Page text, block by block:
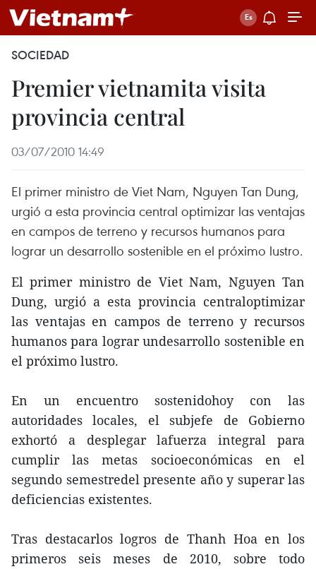
SOCIEDAD
Premier vietnamita visita
provincia central
03/07/2010 14:49
El primer ministro de Viet Nam, Nguyen Tan Dung,
urgió a esta provincia central optimizar las ventajas
en campos de terreno y recursos humanos para
lograr un desarrollo sostenible en el próximo lustro.
El primer ministro de Viet Nam, Nguyen Tan
Dung, urgió a esta provincia centraloptimizar
las ventajas en campos de terreno y recursos
humanos para lograr undesarrollo sostenible en
el próximo lustro.
En un encuentro sostenidohoy con las
autoridades locales, el subjefe de Gobierno
exhortó a desplegar lafuerza integral para
cumplir las metas socioeconómicas en el
segundo semestredel presente año y superar las
deficiencias existentes.
Tras destacarlos logros de Thanh Hoa en los
primeros seis meses de 2010, sobre todo